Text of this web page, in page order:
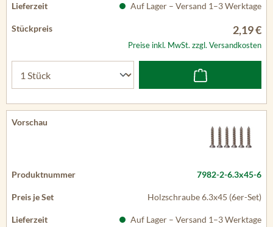
Auf Lager – Versand 1–3 Werktage
2,19 €
Preise inkl. MwSt. zzgl. Versandkosten
7982-2-6.3x45-6
Holzschraube 6.3x45 (6er-Set)
Auf Lager – Versand 1–3 Werktage